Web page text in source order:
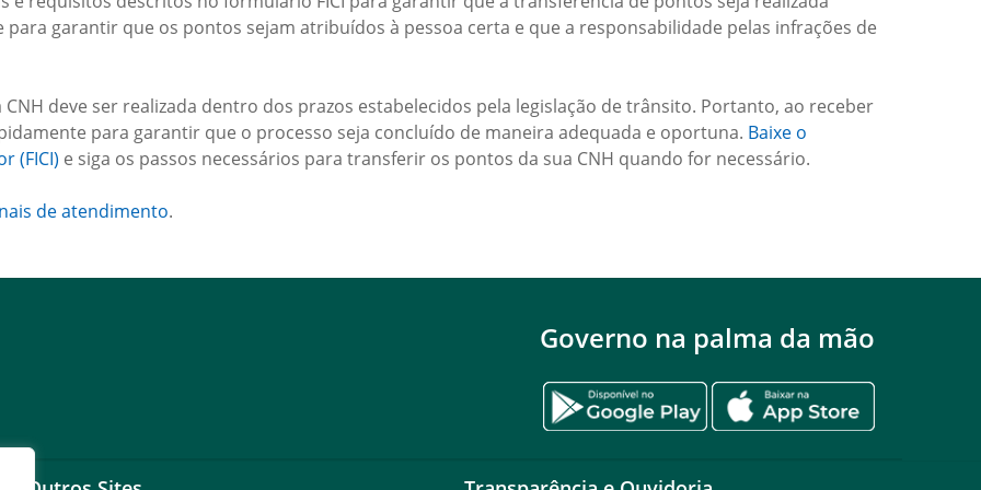
garantir que os pontos sejam atribuídos à pessoa certa e que a responsabilidade pelas infrações de
deve ser realizada dentro dos prazos estabelecidos pela legislação de trânsito. Portanto, ao receber
para garantir que o processo seja concluído de maneira adequada e oportuna. Baixe o
(FICI) e siga os passos necessários para transferir os pontos da sua CNH quando for necessário.
de atendimento.
Governo na palma da mão